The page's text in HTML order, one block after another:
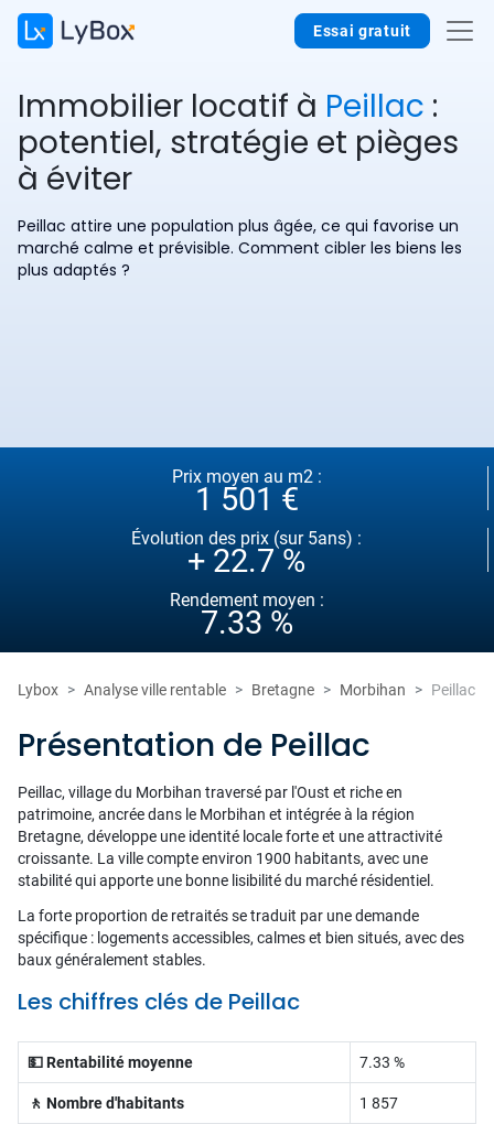
Essai gratuit
Immobilier locatif à Peillac :
potentiel, stratégie et pièges
à éviter
Peillac attire une population plus âgée, ce qui favorise un
marché calme et prévisible. Comment cibler les biens les
plus adaptés ?
Prix moyen au m2 :
1 501 €
Évolution des prix (sur 5ans) :
+ 22.7 %
Rendement moyen :
7.33 %
Lybox Analyse ville rentable Bretagne Morbihan Peillac
Présentation de Peillac
Peillac, village du Morbihan traversé par l'Oust et riche en
patrimoine, ancrée dans le Morbihan et intégrée à la région
Bretagne, développe une identité locale forte et une attractivité
croissante. La ville compte environ 1900 habitants, avec une
stabilité qui apporte une bonne lisibilité du marché résidentiel.
La forte proportion de retraités se traduit par une demande
spécifique : logements accessibles, calmes et bien situés, avec des
baux généralement stables.
Les chiffres clés de Peillac
💵 Rentabilité moyenne 7.33 %
🚶 Nombre d'habitants 1 857